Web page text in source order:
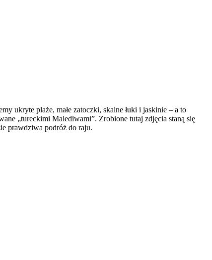
ukryte plaże, małe zatoczki, skalne łuki i jaskinie – a to
„tureckimi Malediwami”. Zrobione tutaj zdjęcia staną się
prawdziwa podróż do raju.